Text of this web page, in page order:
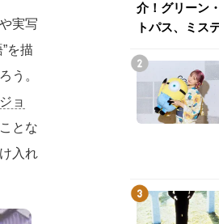
実写
を描
う。
ジョ
とな
入れ
介！グリーン
トパス、ミス